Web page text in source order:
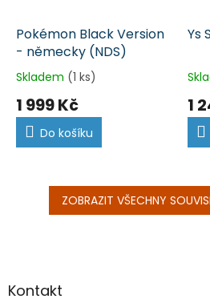
Pokémon Black Version
- německy (NDS)
Skladem (1 ks)
1 999 Kč
Do košíku
Ys
1
ZOBRAZIT VŠECHNY
aKontakt